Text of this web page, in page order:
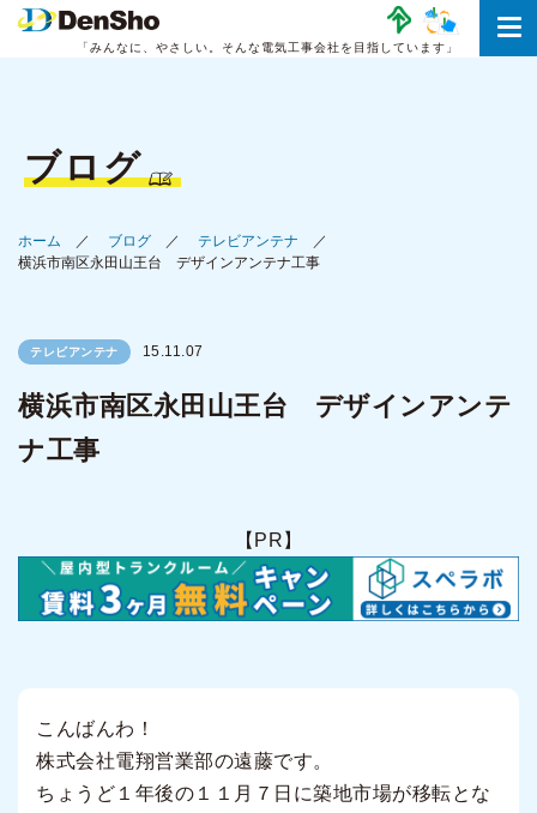
「みんなに、やさしい。 そんな電気工事会社を目指しています」
ブログ
ホーム ブログ
テレビアンテナ
横浜市南区永田山王台 デザインアンテナ工事
テレビアンテナ 15.11.07
横浜市南区永田山王台 デザインアンテ
ナ工事
【PR】
こんばんわ！
株式会社電翔営業部の遠藤です。
ちょうど１年後の１１月７日に築地市場が移転とな